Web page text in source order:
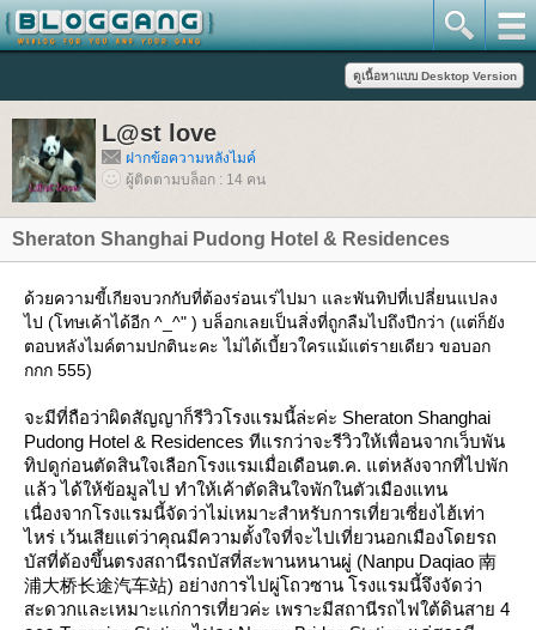
L@st love
ฝากข้อความหลังไมค์
ผู้ติดตามบล็อก : 14 คน
Sheraton Shanghai Pudong Hotel & Residences
ด้วยความขี้เกียจบวกกับที่ต้องร่อนเร่ไปมา และพันทิปที่เปลี่ยนแปลง
ไป (โทษเค้าได้อีก ^_^" ) บล็อกเลยเป็นสิ่งที่ถูกลืมไปถึงปีกว่า (แต่ก็ยัง
ตอบหลังไมค์ตามปกตินะคะ ไม่ได้เบี้ยวใครแม้แต่รายเดียว ขอบอก
กกก 555)
จะมีที่ถือว่าผิดสัญญาก็รีวิวโรงแรมนี้ล่ะค่ะ Sheraton Shanghai
Pudong Hotel & Residences ทีแรกว่าจะรีวิวให้เพื่อนจากเว็บพัน
ทิปดูก่อนตัดสินใจเลือกโรงแรมเมื่อเดือนต.ค. แต่หลังจากที่ไปพัก
ล้ว ได้ให้ข้อมูลไป ทำให้เค้าตัดสินใจพักในตัวเมืองแทน
เนื่องจากโรงแรมนี้จัดว่าไม่เหมาะสำหรับการเที่ยวเซี่ยงไฮ้เท่า
ไหร่ เว้นเสียแต่ว่าคุณมีความตั้งใจที่จะไปเที่ยวนอกเมืองโดยรถ
บัสที่ต้องขึ้นตรงสถานีรถบัสที่สะพานหนานผู่ (Nanpu Daqiao 南
浦大桥长途汽车站) อย่างการไปผู่โถวซาน โรงแรมนี้จึงจัดว่า
สะดวกและเหมาะแก่การเที่ยวค่ะ เพราะมีสถานีรถไฟใต้ดินสาย 4